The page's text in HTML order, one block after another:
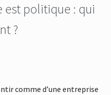
politique : qui
?
comme d’une entreprise